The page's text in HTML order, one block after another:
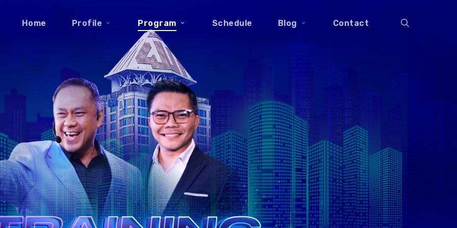
Home Profile Program Schedule Blog Contact